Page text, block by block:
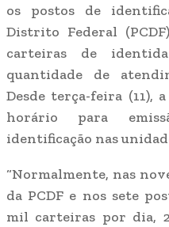
os postos de
Distrito Federal
carteiras de
quantidade de
Desde terça-feira (11),
horário para
identificação nas
“Normalmente, nas
da PCDF e nos sete
mil carteiras por dia,